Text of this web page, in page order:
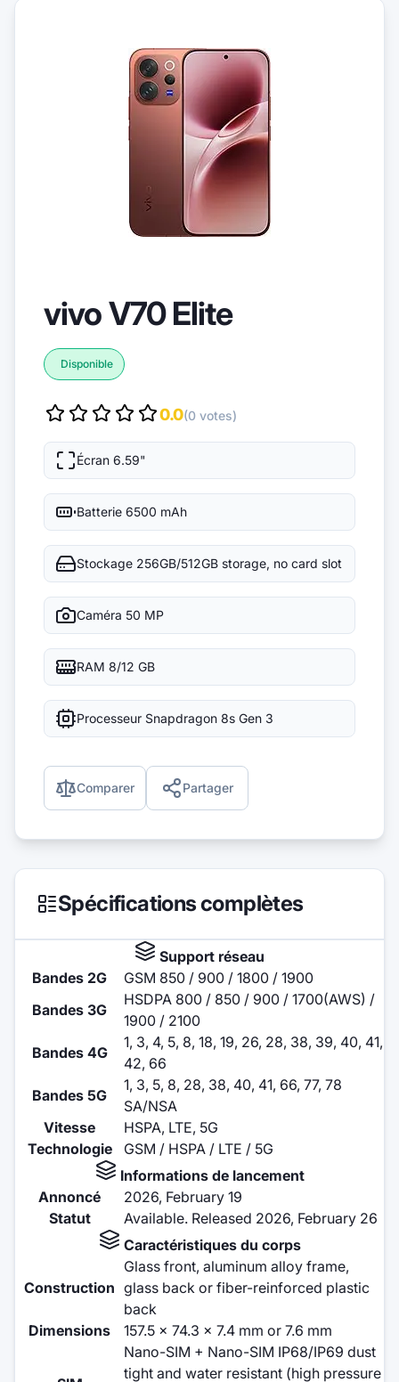
vivo V70 Elite
Disponible
0.0(0 votes)
Écran 6.59"
Batterie 6500 mAh
Stockage 256GB/512GB storage, no card slot
Caméra 50 MP
RAM 8/12 GB
Processeur Snapdragon 8s Gen 3
Comparer Partager
Spécifications complètes
Support réseau
Bandes 2G
GSM 850 / 900 / 1800 / 1900
Bandes 3G
HSDPA 800 / 850 / 900 / 1700(AWS) /
1900 / 2100
Bandes 4G
1, 3, 4, 5, 8, 18, 19, 26, 28, 38, 39, 40, 41,
42, 66
Bandes 5G
1, 3, 5, 8, 28, 38, 40, 41, 66, 77, 78
SA/NSA
Vitesse
HSPA, LTE, 5G
Technologie
GSM / HSPA / LTE / 5G
Informations de lancement
Annoncé
2026, February 19
Statut
Available. Released 2026, February 26
Caractéristiques du corps
Construction
Glass front, aluminum alloy frame,
glass back or fiber-reinforced plastic
back
Dimensions
157.5 x 74.3 x 7.4 mm or 7.6 mm
Nano-SIM + Nano-SIM IP68/IP69 dust
tight and water resistant (high pressure